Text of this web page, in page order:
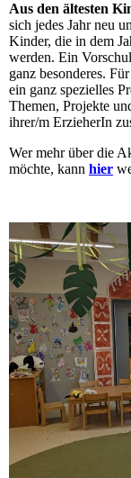
Aus den ältesten
sich jedes Jahr neu
Kinder, die in dem
werden. Ein
ganz besonderes.
ein ganz spezielles
Themen, Projekte
ihrer/m ErzieherIn
Wer mehr über die
möchte, kann hier